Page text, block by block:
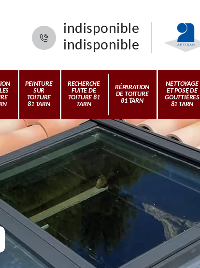
indisponible
indisponible
PEINTURE
SUR
TOITURE
81 TARN
RECHERCHE
FUITE DE
TOITURE 81
TARN
RÉPARATION
DE TOITURE
81 TARN
NETTOYAGE
ET POSE DE
GOUTTIÈRES
81 TARN